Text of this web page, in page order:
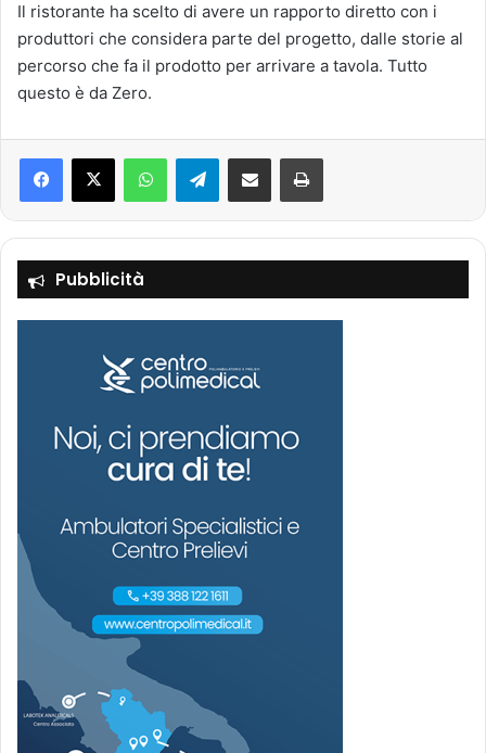
Il ristorante ha scelto di avere un rapporto diretto con i
produttori che considera parte del progetto, dalle storie al
percorso che fa il prodotto per arrivare a tavola. Tutto
questo è da Zero.
Telegram
Pubblicità